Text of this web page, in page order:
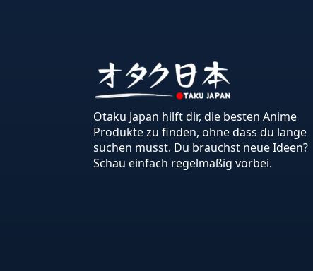
Otaku Japan hilft dir, die besten Anime
Produkte zu finden, ohne dass du lange
suchen musst. Du brauchst neue Ideen?
Schau einfach regelmäßig vorbei.